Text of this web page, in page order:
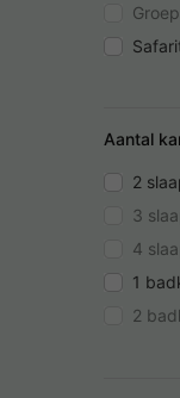
Aantal
2
3
4
1
2